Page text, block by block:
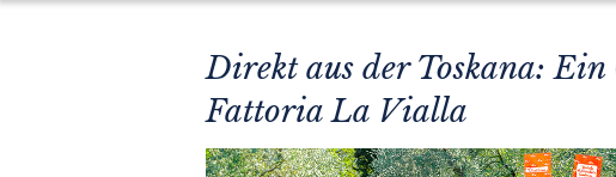
Direkt aus der Toskana:
Fattoria La Vialla